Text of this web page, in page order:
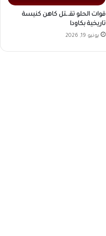
قوات الحلو تقـ.ـتل كاهن كنيسة
تاريخية بكاودا
يونيو 19, 2026